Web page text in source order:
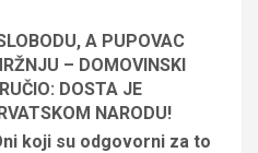
A PUPOVAC
– DOMOVINSKI
DOSTA JE
NARODU!
koji su odgovorni za to